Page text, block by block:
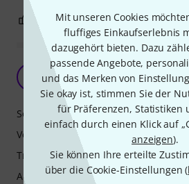
Mit unseren Cookies
fluffiges Einkaufserlebnis
dazugehört bieten. Dazu
passende Angebote,
und das Merken von
Sie okay ist, stimmen Sie der
für Präferenzen, Statistiken
einfach durch einen Klick auf
anzeigen).
Sie können Ihre erteilte
über die Cookie-Einstellungen (
0 1 BEWERTUNG
Toller InEar Hörer
Joerg185
Sound
Verarbeitung
Tragekomfort
Außengeräuschisolierung